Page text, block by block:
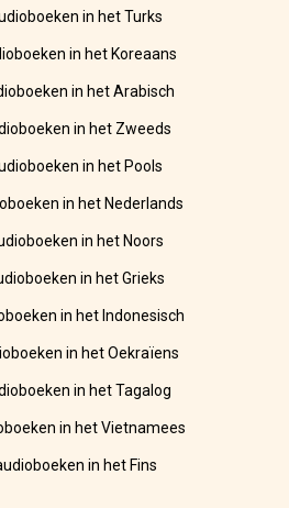
in het Turks
in het Koreaans
in het Arabisch
in het Zweeds
in het Pools
in het Nederlands
in het Noors
in het Grieks
in het Indonesisch
in het Oekraïens
in het Tagalog
in het Vietnamees
in het Fins